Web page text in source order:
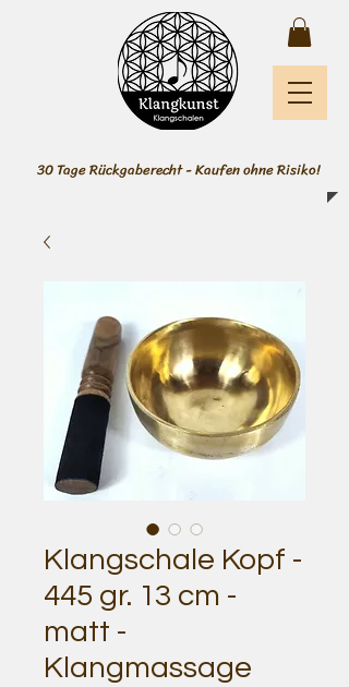
30 Tage Rückgaberecht - Kaufen ohne Risiko!
Klangschale Kopf -
445 gr. 13 cm -
matt -
Klangmassage